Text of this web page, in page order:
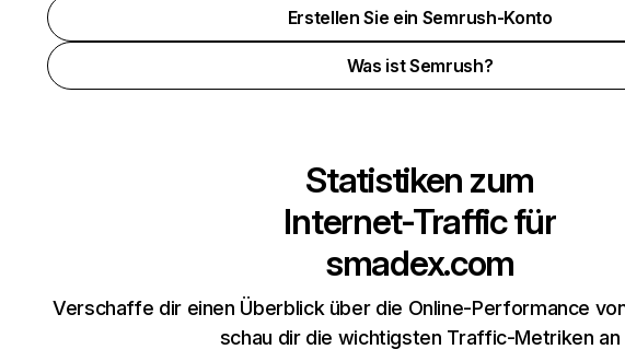
Erstellen Sie ein Semrush-Konto
Was ist Semrush?
Statistiken zum
Internet-Traffic für
smadex.com
Verschaffe dir einen Überblick über die Online-Performance
schau dir die wichtigsten Traffic-Metriken an